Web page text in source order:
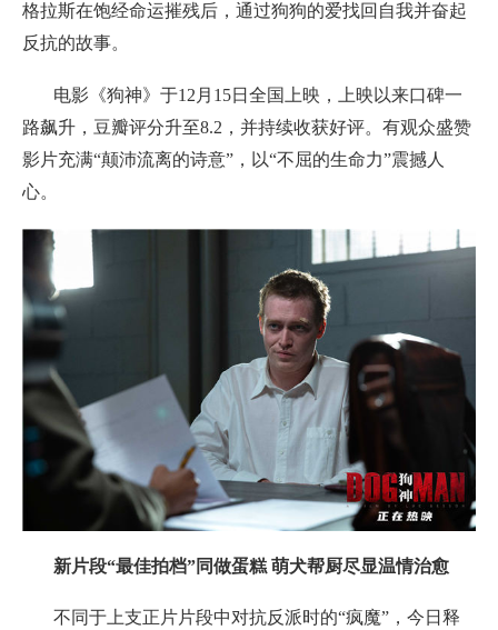
格拉斯在饱经命运摧残后，通过狗狗的爱找回自我并奋起
反抗的故事。
电影《狗神》于12月15日全国上映，上映以来口碑一
路飙升，豆瓣评分升至8.2，并持续收获好评。有观众盛赞
影片充满“颠沛流离的诗意”，以“不屈的生命力”震撼人
心。
新片段“最佳拍档”同做蛋糕 萌犬帮厨尽显温情治愈
不同于上支正片片段中对抗反派时的“疯魔”，今日释